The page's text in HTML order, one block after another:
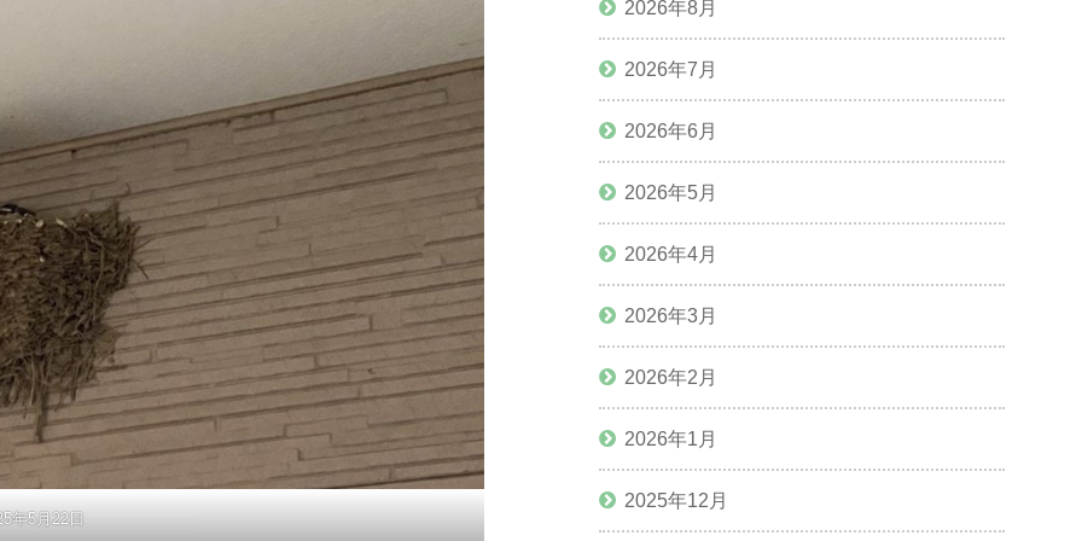
年5月22日
2026年8月
2026年7月
2026年6月
2026年5月
2026年4月
2026年3月
2026年2月
2026年1月
2025年12月